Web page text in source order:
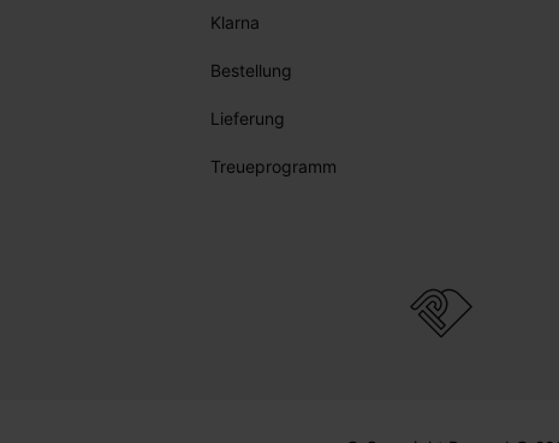
Klarna
Bestellung
Lieferung
Treueprogramm